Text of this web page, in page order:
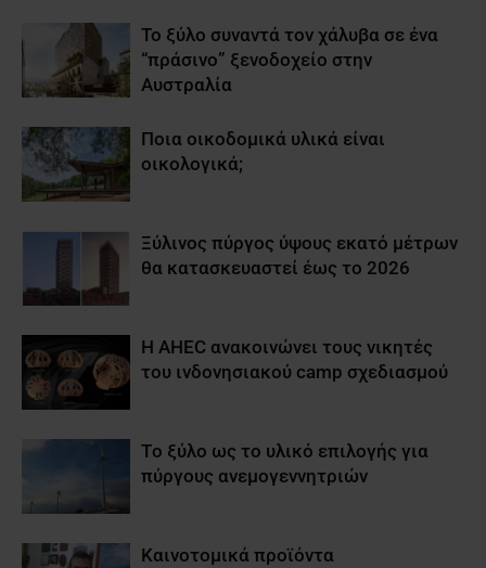
Το ξύλο συναντά τον χάλυβα σε ένα
“πράσινο” ξενοδοχείο στην
Αυστραλία
Ποια οικοδομικά υλικά είναι
οικολογικά;
Ξύλινος πύργος ύψους εκατό μέτρων
θα κατασκευαστεί έως το 2026
Η AHEC ανακοινώνει τους νικητές
του ινδονησιακού camp σχεδιασμού
Tο ξύλο ως το υλικό επιλογής για
πύργους ανεμογεννητριών
Καινοτομικά προϊόντα